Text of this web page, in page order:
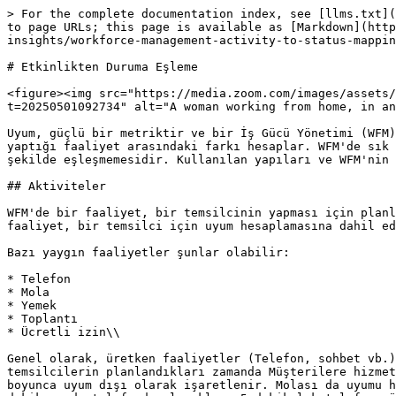
> For the complete documentation index, see
to page URLs; this page is available as
insights/workforce-management-activity-to-status-
# Etkinlikten Duruma Eşleme
<figure><img src="https://media.zoom.com/images/assets/
t=20250501092734" alt="A woman working from
Uyum, güçlü bir metriktir ve bir İş Gücü Yönetimi
yaptığı faaliyet arasındaki farkı hesaplar. WFM'de
şekilde eşleşmemesidir. Kullanılan yapıları ve
## Aktiviteler
WFM'de bir faaliyet, bir temsilcinin yapması için
faaliyet, bir temsilci için uyum hesaplamasına dahil
Bazı yaygın faaliyetler şunlar olabilir:
* Telefon
* Mola
* Yemek
* Toplantı
* Ücretli izin\\
Genel olarak, üretken faaliyetler (Telefon, sohbet vb.)
temsilcilerin planlandıkları zamanda Müşterilere
boyunca uyum dışı olarak işaretlenir. Molası da